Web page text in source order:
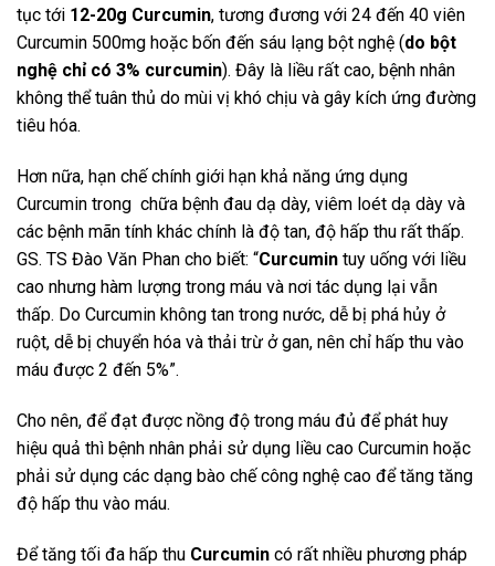
tục tới 12-20g Curcumin, tương đương với 24 đến 40 viên
Curcumin 500mg hoặc bốn đến sáu lạng bột nghệ (do bột
nghệ chỉ có 3% curcumin). Đây là liều rất cao, bệnh nhân
không thể tuân thủ do mùi vị khó chịu và gây kích ứng đường
tiêu hóa.
Hơn nữa, hạn chế chính giới hạn khả năng ứng dụng
Curcumin trong chữa bệnh đau dạ dày, viêm loét dạ dày và
các bệnh mãn tính khác chính là độ tan, độ hấp thu rất thấp.
GS. TS Đào Văn Phan cho biết: “Curcumin tuy uống với liều
cao nhưng hàm lượng trong máu và nơi tác dụng lại vẫn
thấp. Do Curcumin không tan trong nước, dễ bị phá hủy ở
ruột, dễ bị chuyển hóa và thải trừ ở gan, nên chỉ hấp thu vào
máu được 2 đến 5%”.
Cho nên, để đạt được nồng độ trong máu đủ để phát huy
hiệu quả thì bệnh nhân phải sử dụng liều cao Curcumin hoặc
phải sử dụng các dạng bào chế công nghệ cao để tăng tăng
độ hấp thu vào máu.
Để tăng tối đa hấp thu Curcumin có rất nhiều phương pháp